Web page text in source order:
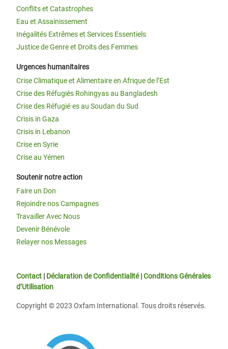
Conflits et Catastrophes
Eau et Assainissement
Inégalités Extrêmes et Services Essentiels
Justice de Genre et Droits des Femmes
Urgences humanitaires
Crise Climatique et Alimentaire en Afrique de l’Est
Crise des Réfugiés Rohingyas au Bangladesh
Crise des Réfugié·es au Soudan du Sud
Crisis in Gaza
Crisis in Lebanon
Crise en Syrie
Crise au Yémen
Soutenir notre action
Faire un Don
Rejoindre nos Campagnes
Travailler Avec Nous
Devenir Bénévole
Relayer nos Messages
Contact | Déclaration de Confidentialité|Conditions Générales
d’Utilisation
Copyright © 2023 Oxfam International. Tous droits réservés.